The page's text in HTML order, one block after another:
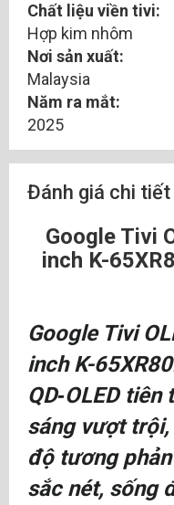
Chất liệu viền tivi:
Hợp kim nhôm
Nơi sản xuất:
Malaysia
Năm ra mắt:
2025
Đánh giá chi tiết
Google Tivi
inch K-
Google Tivi
inch K-
QD‑OLED
sáng vượt
độ tương
sắc nét, sống